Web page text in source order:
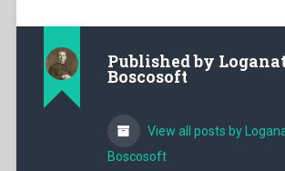
Published by
Boscosoft
View all posts by
Boscosoft